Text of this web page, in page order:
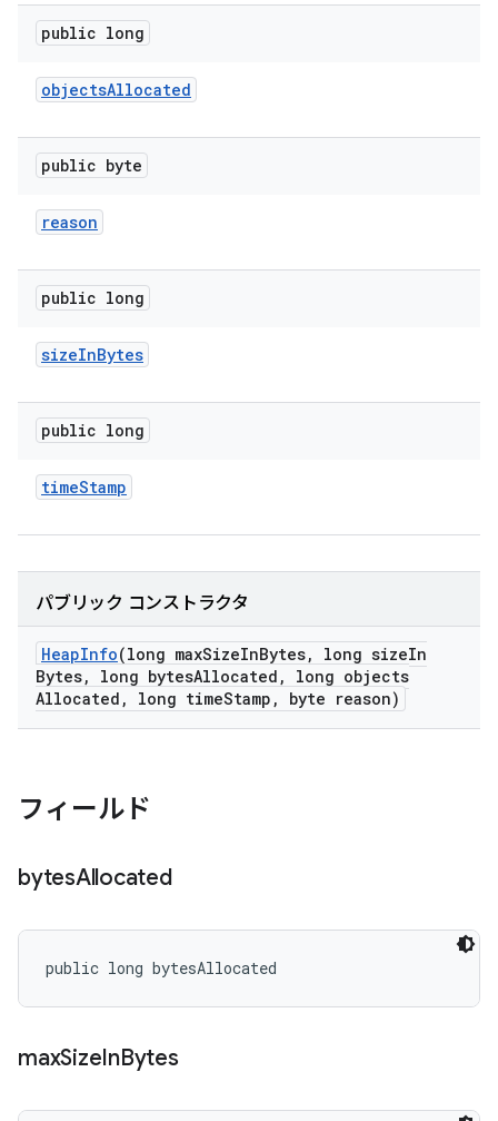
public long
objectsAllocated
public byte
reason
public long
sizeInBytes
public long
timeStamp
パブリック コンストラクタ
HeapInfo(long maxSizeInBytes, long sizeIn
Bytes, long bytesAllocated ,
long objects
Allocated , long timeStamp , byte reason)
フィールド
bytesAllocated
public long bytesAllocated
maxSizeInBytes